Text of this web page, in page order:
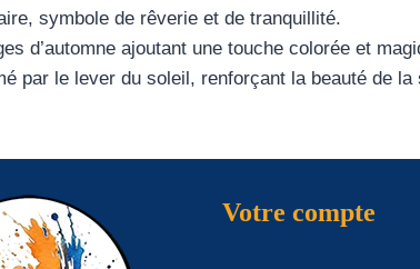
symbole de rêverie et de tranquillité.
d’automne ajoutant une touche colorée et
par le lever du soleil, renforçant la beauté de la
Votre compte